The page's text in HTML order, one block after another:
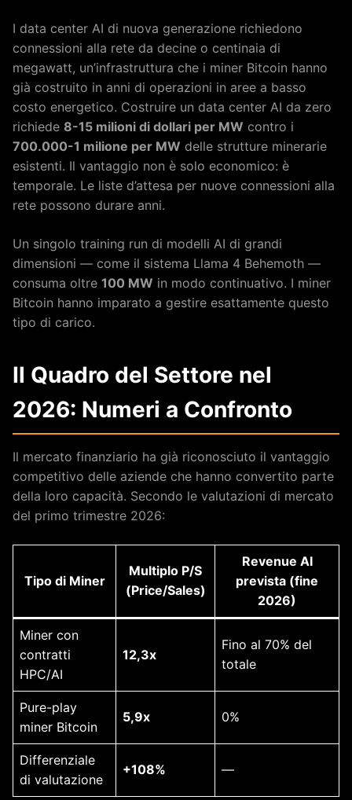
I data center AI di nuova generazione richiedono
connessioni alla rete da decine o centinaia di
megawatt, un’infrastruttura che i miner Bitcoin hanno
già costruito in anni di operazioni in aree a basso
costo energetico. Costruire un data center AI da zero
richiede 8-15 milioni di dollari per MW contro i
700.000-1 milione per MW delle strutture minerarie
esistenti. Il vantaggio non è solo economico: è
temporale. Le liste d’attesa per nuove connessioni alla
rete possono durare anni.
Un singolo training run di modelli AI di grandi
dimensioni — come il sistema Llama 4 Behemoth —
consuma oltre 100 MW in modo continuativo. I miner
Bitcoin hanno imparato a gestire esattamente questo
tipo di carico.
Il Quadro del Settore nel
2026: Numeri a Confronto
Il mercato finanziario ha già riconosciuto il vantaggio
competitivo delle aziende che hanno convertito parte
della loro capacità. Secondo le valutazioni di mercato
del primo trimestre 2026:
Tipo di Miner
Multiplo P/S
(Price/Sales)
Revenue AI
prevista (fine
2026)
Miner con
contratti
HPC/AI
12,3x
Fino al 70% del
totale
Pure-play
miner Bitcoin
5,9x 0%
Differenziale
di valutazione
+108% —